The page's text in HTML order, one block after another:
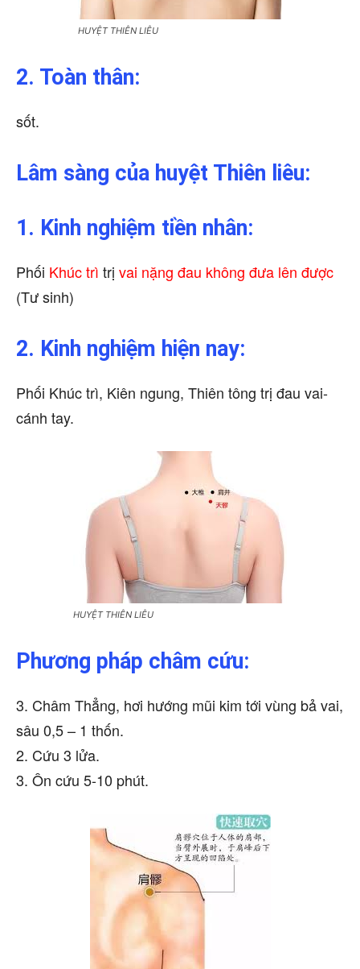
HUYỆT THIÊN LIÊU
2. Toàn thân:
sốt.
Lâm sàng của huyệt Thiên liêu:
1. Kinh nghiệm tiền nhân:
Phối Khúc trì trị vai nặng đau không đưa lên được
(Tư sinh)
2. Kinh nghiệm hiện nay:
Phối Khúc trì, Kiên ngung, Thiên tông trị đau vai-
cánh tay.
HUYỆT THIÊN LIÊU
Phương pháp châm cứu:
3. Châm Thẳng, hơi hướng mũi kim tới vùng bả vai,
sâu 0,5 – 1 thốn.
2. Cứu 3 lửa.
3. Ôn cứu 5-10 phút.